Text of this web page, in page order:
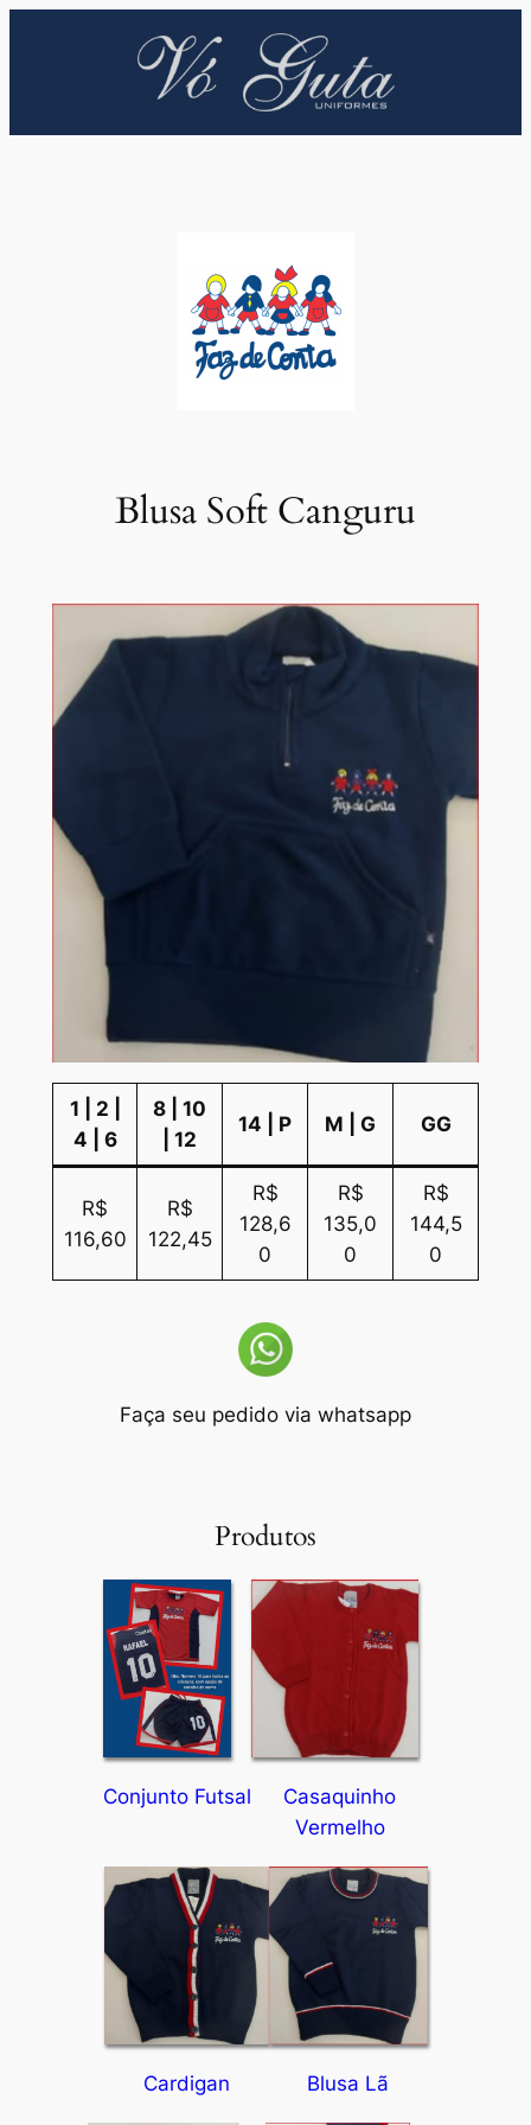
Blusa Soft Canguru
1 | 2 |
4 | 6
8 | 10
| 12
14 | P M | G GG
R$
116,60
R$
122,45
R$
128,6
0
R$
135,0
0
R$
144,5
0
Faça seu pedido via whatsapp
Produtos
Conjunto Futsal
Casaquinho
Vermelho
Cardigan Blusa Lã